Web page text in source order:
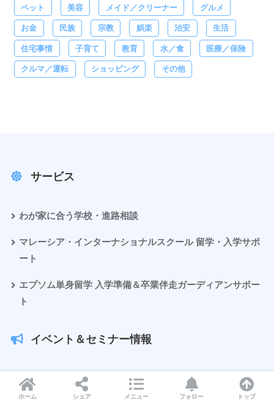
ペット 美容 メイド／クリーナー グルメ
お金 民族 宗教 娯楽 治安 生活
住宅事情 子育て 教育 水／食 医療／保険
クルマ／運転 ショッピング その他
サービス
わが家に合う学校・進路相談
マレーシア・インターナショナルスクール 留学・入学サポ
ート
エプソム単身留学 入学準備＆卒業伴走ガーディアンサポー
ト
イベント＆セミナー情報
International Schools
ホーム シェア メニュー フォロー トップ